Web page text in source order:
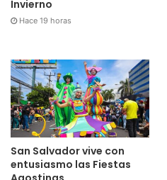
Invierno
Hace 19 horas
San Salvador vive con
entusiasmo las Fiestas